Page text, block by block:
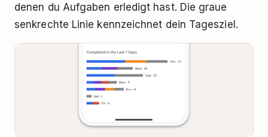
denen du Aufgaben erledigt hast. Die graue
senkrechte Linie kennzeichnet dein Tagesziel.